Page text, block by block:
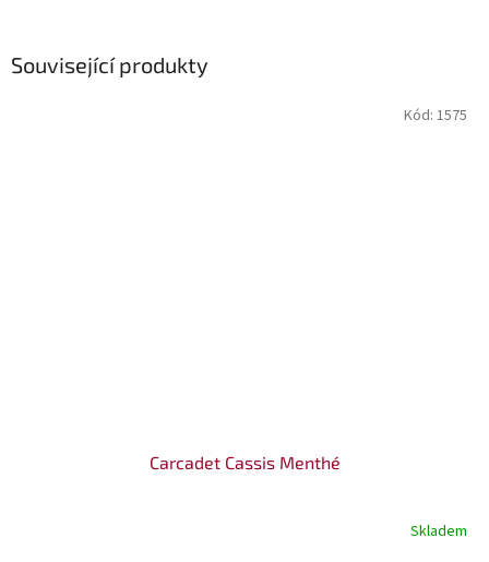
Související produkty
Carcadet Cassis Menthé
Skladem
Kód: 1575